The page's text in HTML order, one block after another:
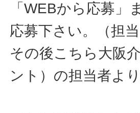
「WEBから応募
応募下さい。（担当
その後こちら大阪
ント）の担当者よ